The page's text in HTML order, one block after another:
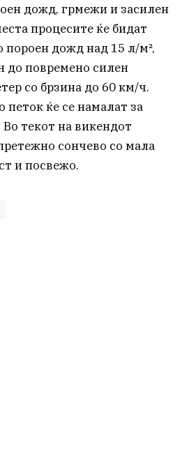
дожд, грмежи и засилен
процесите ќе бидат
пороен дожд над 15 л/м²,
до повремено силен
со брзина до 60 км/ч.
петок ќе се намалат за
текот на викендот
сончево со мала
и посвежо.